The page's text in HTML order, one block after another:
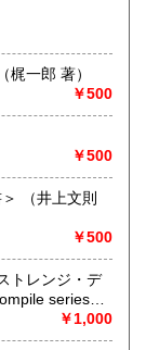
徒歩3分
将棋一年生 ＜将棋ポケット文庫＞ 全改訂版 （梶一郎 著）
￥500
￥500
￥500
トレンジ・デ
series
￥1,000